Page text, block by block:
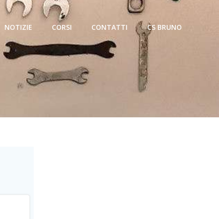
NOTIZIE CORSI CONTATTI CS BRUNO